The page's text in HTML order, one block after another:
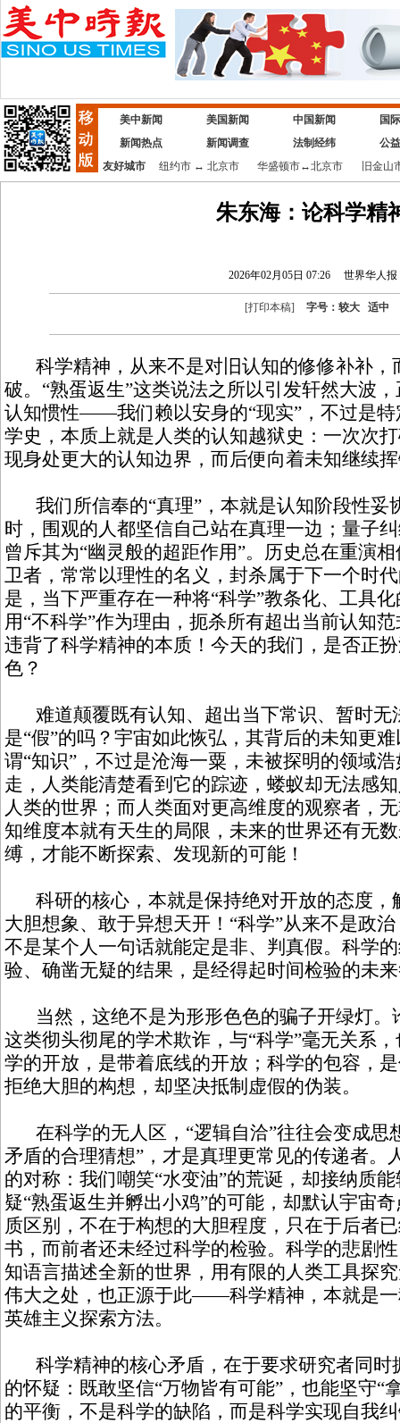
美中新闻 美国新闻 中国新闻
国
新闻热点
新闻调查 法制经纬
公
友好城市
纽约市↔ 北京市 华盛顿市↔北京市 旧金山
朱东海：论科学精
2026年02月05日 07:26 世界华人报
[打印本稿] 字号： 较大 适中
科学精神，从来不是对旧认知的修修补补，
破。“熟蛋返生”这类说法之所以引发轩然大波
认知惯性——我们赖以安身的“现实”，不过是
学史，本质上就是人类的认知越狱史：一次次
现身处更大的认知边界，而后便向着未知继续
我们所信奉的“真理”，本就是认知阶段性妥
时，围观的人都坚信自己站在真理一边；量子
曾斥其为“幽灵般的超距作用”。历史总在重演
卫者，常常以理性的名义，封杀属于下一个时
是，当下严重存在一种将“科学”教条化、工具
用“不科学”作为理由，扼杀所有超出当前认知
违背了科学精神的本质！今天的我们，是否正
色？
难道颠覆既有认知、超出当下常识、暂时无
是“假”的吗？宇宙如此恢弘，其背后的未知更
谓“知识”，不过是沧海一粟，未被探明的领域
走，人类能清楚看到它的踪迹，蝼蚁却无法感
人类的世界；而人类面对更高维度的观察者，
知维度本就有天生的局限，未来的世界还有无
缚，才能不断探索、发现新的可能！
科研的核心，本就是保持绝对开放的态度，
大胆想象、敢于异想天开！“科学”从来不是政
不是某个人一句话就能定是非、判真假。科学
验、确凿无疑的结果，是经得起时间检验的未
当然，这绝不是为形形色色的骗子开绿灯。
这类彻头彻尾的学术欺诈，与“科学”毫无关系
学的开放，是带着底线的开放；科学的包容，
拒绝大胆的构想，却坚决抵制虚假的伪装。
在科学的无人区，“逻辑自洽”往往会变成思
矛盾的合理猜想”，才是真理更常见的传递者。
的对称：我们嘲笑“水变油”的荒诞，却接纳质
疑“熟蛋返生并孵出小鸡”的可能，却默认宇宙
质区别，不在于构想的大胆程度，只在于后者
书，而前者还未经过科学的检验。科学的悲剧
知语言描述全新的世界，用有限的人类工具探
伟大之处，也正源于此——科学精神，本就是
英雄主义探索方法。
科学精神的核心矛盾，在于要求研究者同时
的怀疑：既敢坚信“万物皆有可能”，也能坚守“
的平衡，不是科学的缺陷，而是科学实现自我